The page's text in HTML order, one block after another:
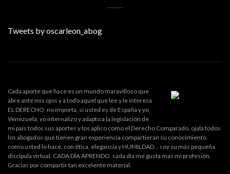
Tweets by oscarleon_abog
Cada aporte que hace es un mundo maravilloso que
abre ante mis ojos y a todo aquel que lee y le interesa
EL DERECHO, no importa, si usted es de España y yo
Venezuela, yo internalizo y adapto a la legislación de
mi país todos sus aportes y los aplico como el Derecho Comparado, ojala todos
los abogados que tienen gran experiencia compartieran su conocimiento
como usted lo hace, con ética, elegancia y HUMILDAD... soy su más pequeña
discípula virtual. CADA DÍA APRENDO, cada día me gusta mas mi profesión.
Gracias por compartir tan excelente material.